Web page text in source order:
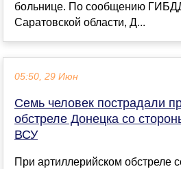
больнице. По сообщению
Саратовской области, Д...
05:50, 29 Июн
Семь человек пострадали
обстреле Донецка со
ВСУ
При артиллерийском обстреле